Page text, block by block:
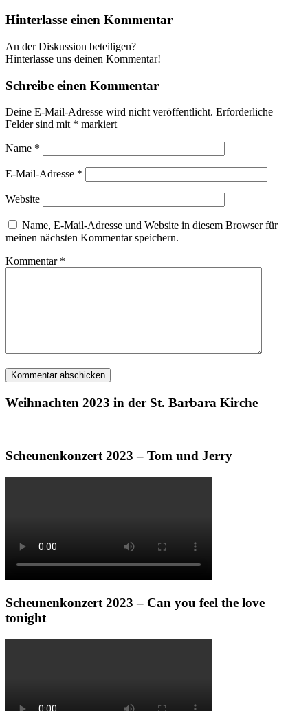
Hinterlasse einen Kommentar
An der Diskussion beteiligen?
Hinterlasse uns deinen Kommentar!
Schreibe einen Kommentar
Deine E-Mail-Adresse wird nicht veröffentlicht. Erforderliche
Felder sind mit * markiert
Name *
E-Mail-Adresse *
Website
Name, E-Mail-Adresse und Website in diesem Browser für
meinen nächsten Kommentar speichern.
Kommentar *
Weihnachten 2023 in der St. Barbara Kirche
Scheunenkonzert 2023 – Tom und Jerry
Scheunenkonzert 2023 – Can you feel the love
tonight